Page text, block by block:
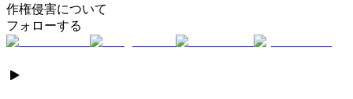
作権侵害について
フォローする